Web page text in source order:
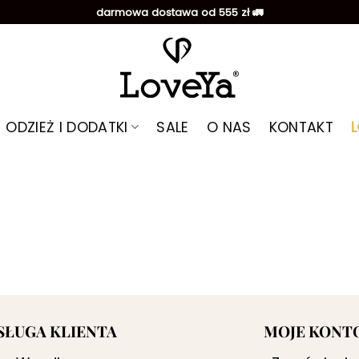
darmowa dostawa od 555 zł 🚛
ODZIEŻ I DODATKI SALE O NAS KONTAKT
KLIENTA MOJE